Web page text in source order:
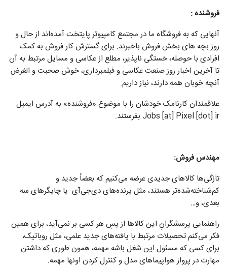
فروشنده :
آنهایی که به فروشگاه ما در مجتمع کامپیوتر پایتخت آمده‌اند از حال و
روز بچه های بخش فروش باخبرند. برای گسترش کار فروش به کمک
افرادی با حوصله، خستگی ناپذیر، مطلع از عکاسی و مسایل مرتبط به آن
تا آخرین اخبار روز صنعت عکاسی و فیلمبرداری، خوش صحبت و الغرض
آنچه خوبان همه دارند، نیاز داریم.
علاقمندان کارنامک خودشان را با موضوع «فروشنده» به آدرس ایمیل
Jobs [at] Pixel [dot] ir بفرستند.
مهندس فروش:
تازگی‌ها کالاهای جدیدی عرضه می‌کنیم که بعضاً جدید و
کم‌شناخته‌شده‌تر هستند، مثل پرنده‌های دی‌جی‌آی. یا چاپگر‌های سه
بعدی، و…
راهنمایی پرسشگرانِ این کالاها از پسِ هر کسی بر نمی‌آید، برای همین
فکر می‌کنم تحصیلات مرتبط با یافته‌های جدید علمی، مثل روباتیک،
برای کسی که مسئول این شغل باشه مهمه، همون طوری که داشتن
مهارت در پرواز هواپیماهای مدل و کنترل کردن اونها مهمه.